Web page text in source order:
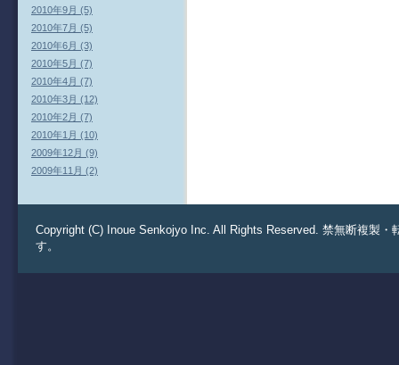
2010年9月 (5)
2010年7月 (5)
2010年6月 (3)
2010年5月 (7)
2010年4月 (7)
2010年3月 (12)
2010年2月 (7)
2010年1月 (10)
2009年12月 (9)
2009年11月 (2)
Copyright (C) Inoue Senkojyo Inc. All Rights Reserved. 禁無断複製
す。